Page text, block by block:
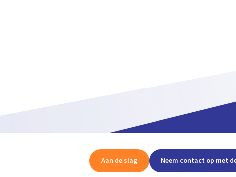
Aan de slag Neem contact op met